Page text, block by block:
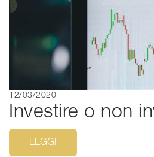
12/03/2020
Investire o non
LEGGI